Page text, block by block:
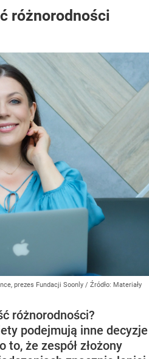
różnorodności
prezes Fundacji Soonly / Źródło: Materiały
różnorodności?
podejmują inne decyzje
to, że zespół złożony